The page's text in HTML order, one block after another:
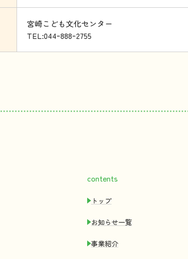
宮崎こども文化センター
TEL:044ｰ888ｰ2755
contents
トップ
お知 らせ一覧
事業紹介